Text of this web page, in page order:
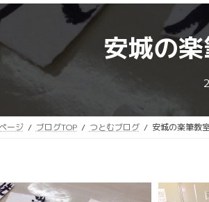
安城の
ージ ブログTOP つとむブログ 安城の楽筆教